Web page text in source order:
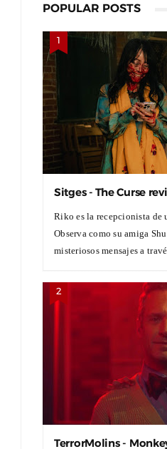
POPULAR POSTS
Sitges - The Curse
Riko es la recepcionista de
Observa como su amiga
misteriosos mensajes a
TerrorMolins -